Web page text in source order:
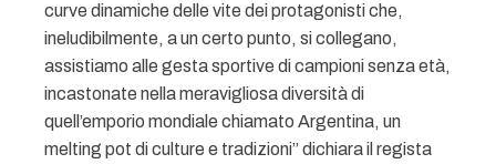
curve dinamiche delle vite dei protagonisti che,
ineludibilmente, a un certo punto, si collegano,
assistiamo alle gesta sportive di campioni senza età,
incastonate nella meravigliosa diversità di
quell’emporio mondiale chiamato Argentina, un
melting pot di culture e tradizioni” dichiara il regista